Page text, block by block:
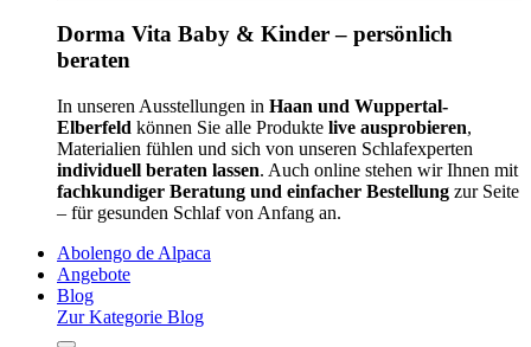
Dorma Vita Baby & Kinder – persönlich
beraten
In unseren Ausstellungen in Haan und Wuppertal-
Elberfeld können Sie alle Produkte live ausprobieren,
Materialien fühlen und sich von unseren Schlafexperten
individuell beraten lassen. Auch online stehen wir Ihnen mit
fachkundiger Beratung und einfacher Bestellung zur Seite
– für gesunden Schlaf von Anfang an.
Abolengo de Alpaca
Angebote
Blog
Zur Kategorie Blog